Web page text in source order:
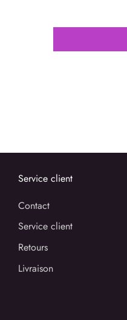
Service client
Contact
Service client
Retours
Livraison